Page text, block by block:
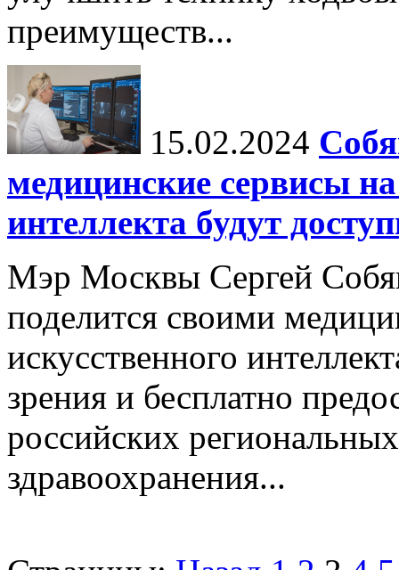
преимуществ...
15.02.2024
медицинские сервисы
интеллекта будут
Мэр Москвы Сергей
поделится своими
искусственного
зрения и бесплатно
российских
здравоохранения...